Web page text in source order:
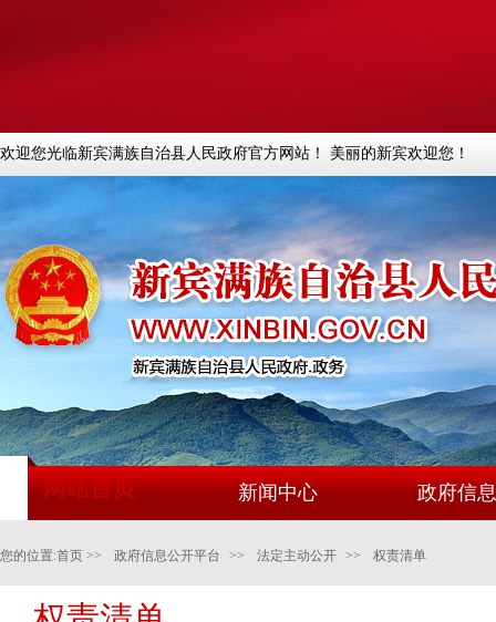
欢迎您光临新宾满族自治县人民政府官方网站！ 美丽的新宾欢迎您！
网站首页 新闻中心 政府信
您的位置:首页 >> 政府信息公开平台 >> 法定主动公开 >> 权责清单